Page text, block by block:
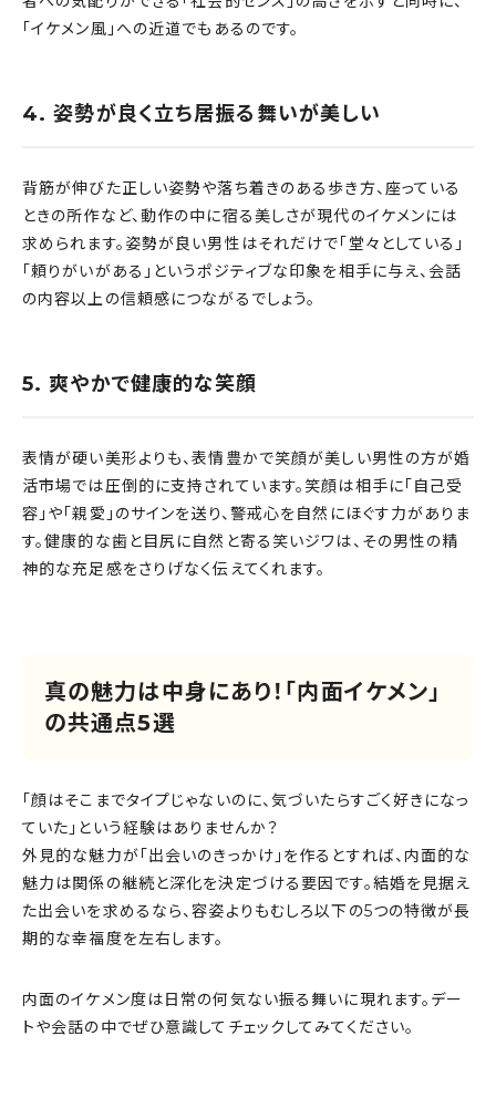
「イケメン風」への近道でもあるのです。
4. 姿勢が良く立ち居振る舞いが美しい
背筋が伸びた正しい姿勢や落ち着きのある歩き方、座っている
ときの所作など、動作の中に宿る美しさが現代のイケメンには
求められます。姿勢が良い男性はそれだけで「堂々としている」
「頼りがいがある」というポジティブな印象を相手に与え、会話
の内容以上の信頼感につながるでしょう。
5. 爽やかで健康的な笑顔
表情が硬い美形よりも、表情豊かで笑顔が美しい男性の方が婚
活市場では圧倒的に支持されています。笑顔は相手に「自己受
容」や「親愛」のサインを送り、警戒心を自然にほぐす力がありま
す。健康的な歯と目尻に自然と寄る笑いジワは、その男性の精
神的な充足感をさりげなく伝えてくれます。
真の魅力は中身にあり！「内面イケメン」
の共通点5選
「顔はそこまでタイプじゃないのに、気づいたらすごく好きになっ
ていた」という経験はありませんか？
外見的な魅力が「出会いのきっかけ」を作るとすれば、内面的な
魅力は関係の継続と深化を決定づける要因です。結婚を見据え
た出会いを求めるなら、容姿よりもむしろ以下の5つの特徴が長
期的な幸福度を左右します。
内面のイケメン度は日常の何気ない振る舞いに現れます。デー
トや会話の中でぜひ意識してチェックしてみてください。